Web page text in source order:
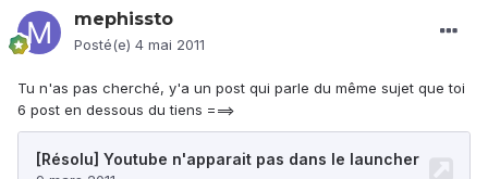
mephissto
Posté(e) 4 mai 2011
Tu n'as pas cherché, y'a un post qui parle du même sujet que toi
6 post en dessous du tiens ===>